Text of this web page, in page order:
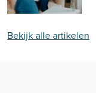
Bekijk alle artikelen